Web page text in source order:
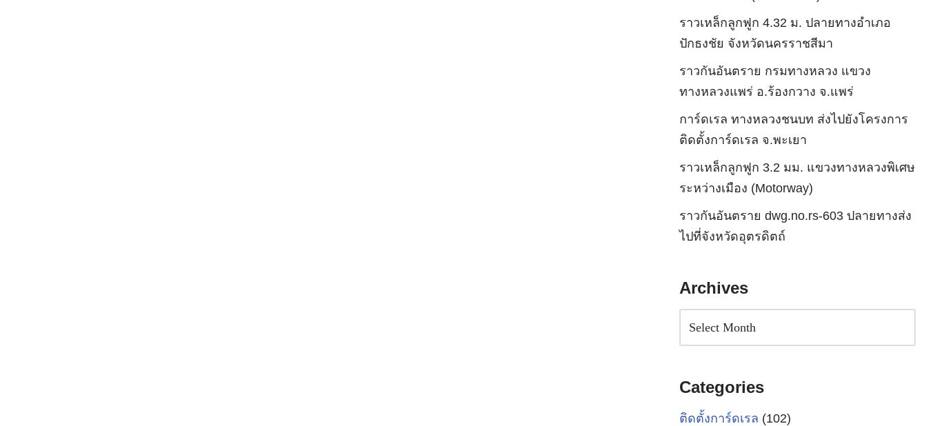
ราวเหล็กลูกฟูก 4.32 ม. ปลายทางอำเภอ
ปักธงชัย จังหวัดนครราชสีมา
ราวกันอันตราย กรมทางหลวง แขวง
ทางหลวงแพร่ อ.ร้องกวาง จ.แพร่
การ์ดเรล ทางหลวงชนบท ส่งไปยังโครงการ
ติดตั้งการ์ดเรล จ.พะเยา
ราวเหล็กลูกฟูก 3.2 มม. แขวงทางหลวงพิเศษ
ระหว่างเมือง (Motorway)
ราวกันอันตราย dwg.no.rs-603 ปลายทางส่ง
ไปที่จังหวัดอุตรดิตถ์
Archives
Categories
ติดตั้งการ์ดเรล (102)